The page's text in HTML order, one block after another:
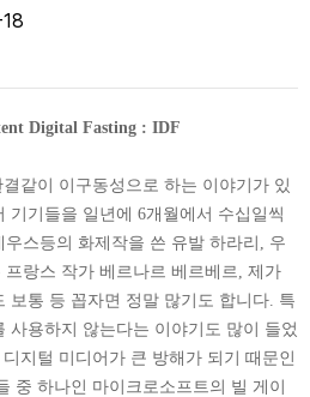
Digital Fasting : IDF
같이 이구동성으로 하는 이야기가 있
기기들을 일년에 6개월에서 수십일씩
스등의 화제작을 쓴 유발 하라리, 우
랑스 작가 베르나르 베르베르, 제가
보통 등 꼽자면 정말 많기도 합니다. 특
사용하지 않는다는 이야기도 많이 들었
지털 미디어가 큰 방해가 되기 때문인
중 하나인 마이크로소프트의 빌 게이